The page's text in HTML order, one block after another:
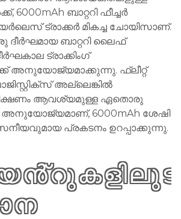
ബാറ്ററി ഫീച്ചർ
ട്രാക്കർ മികച്ച ചോയിസാണ്.
ദീർഘമായ ബാറ്ററി ലൈഫ്
ട്രാക്കിംഗ്
അനുയോജ്യമാക്കുന്നു. ഫ്ലീറ്റ്
അല്ലെങ്കിൽ
ആവശ്യമുള്ള ഏതൊരു
6000mAh ശേഷി
പ്രകടനം ഉറപ്പാക്കുന്നു.